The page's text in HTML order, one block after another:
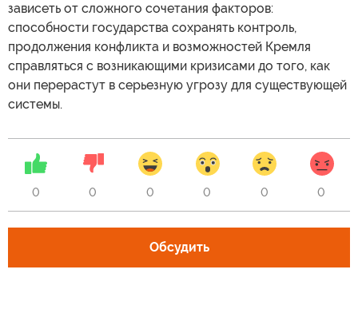
зависеть от сложного сочетания факторов:
способности государства сохранять контроль,
продолжения конфликта и возможностей Кремля
справляться с возникающими кризисами до того, как
они перерастут в серьезную угрозу для существующей
системы.
0 0 0 0 0 0
Обсудить